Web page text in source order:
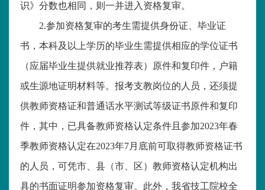
识》分数也相同，则一并进入资格复审。
2.参加资格复审的考生需提供身份证、毕业证
书，本科及以上学历的毕业生需提供相应的学位证书
（应届毕业生提供就业推荐表）原件和复印件，户籍
或生源地证明材料等。报考支教岗位的人员，还须提
供教师资格证和普通话水平测试等级证书原件和复印
件，其中，已具备教师资格认定条件且参加2023年春
季教师资格认定在2023年7月底前可取得教师资格证书
的人员，可凭市、县（市、区）教师资格认定机构出
具的书面证明参加资格复审。此外，我省技工院校全